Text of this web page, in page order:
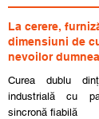
La cerere,
dimensiuni de
nevoilor
Curea dublu
industrială cu
sincronă fiabilă